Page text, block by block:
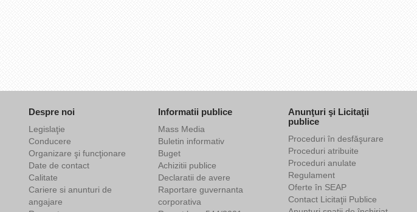
Despre noi
Legislaţie
Conducere
Organizare şi funcţionare
Date de contact
Calitate
Cariere si anunturi de
angajare
Informatii publice
Mass Media
Buletin informativ
Buget
Achizitii publice
Declaratii de avere
Raportare guvernanta
corporativa
Anunţuri şi Licitaţii
publice
Proceduri în desfăşurare
Proceduri atribuite
Proceduri anulate
Regulament
Oferte în SEAP
Contact Licitaţii Publice